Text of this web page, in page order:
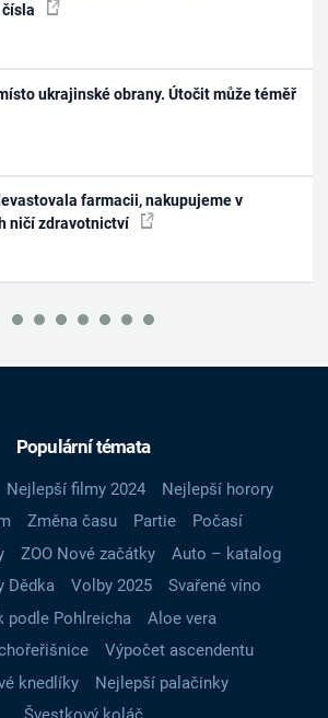
ukrajinské obrany. Útočit může téměř
farmacii, nakupujeme v
ničí zdravotnictví
Populární témata
Nejlepší filmy 2024
Nejlepší horory
Změna času Partie
Počasí
ZOO Nové začátky
Auto – katalog
Dědka
Volby 2025
Svařené víno
podle Pohlreicha
Aloe vera
Výpočet ascendentu
knedlíky
Nejlepší palačinky